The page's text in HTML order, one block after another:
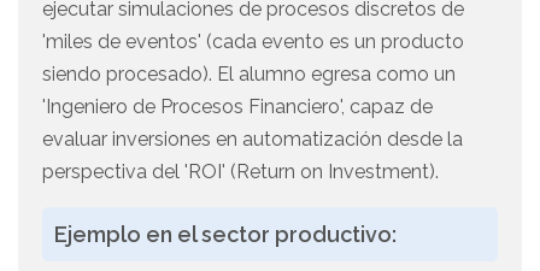
ejecutar simulaciones de procesos discretos de
'miles de eventos' (cada evento es un producto
siendo procesado). El alumno egresa como un
'Ingeniero de Procesos Financiero', capaz de
evaluar inversiones en automatización desde la
perspectiva del 'ROI' (Return on Investment).
Ejemplo en el sector productivo: